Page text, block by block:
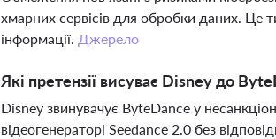
хмарних сервісів для обробки даних. Це
інформації. Джерело
Які претензії висуває Disney до
Disney звинувачує ByteDance у
відеогенераторі Seedance 2.0 без